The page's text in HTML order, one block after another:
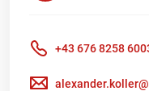
+43 676 8258